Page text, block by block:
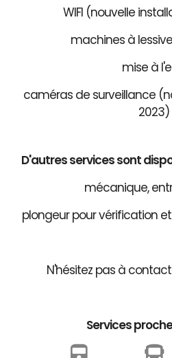
WIFI (nouvelle
machines à
mise à
caméras de surveillance
2023)
D'autres services sont
mécanique,
plongeur pour vérification
N'hésitez pas à
Services